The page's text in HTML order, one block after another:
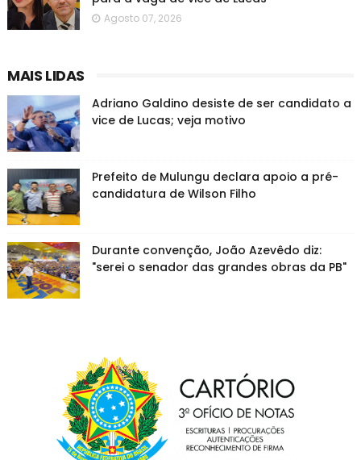
Agosto 07, 2026
MAIS LIDAS
Adriano Galdino desiste de ser candidato a
vice de Lucas; veja motivo
Prefeito de Mulungu declara apoio a pré-
candidatura de Wilson Filho
Durante convenção, João Azevêdo diz:
"serei o senador das grandes obras da PB"